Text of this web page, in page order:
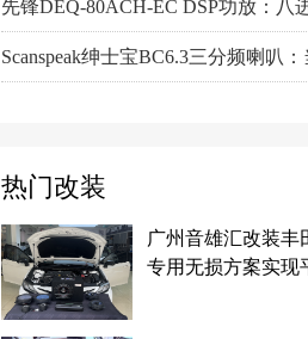
热门改装
广州音雄汇改装丰
专用无损方案实现
阿尔派PXE-R61-4 DSP功放测评：